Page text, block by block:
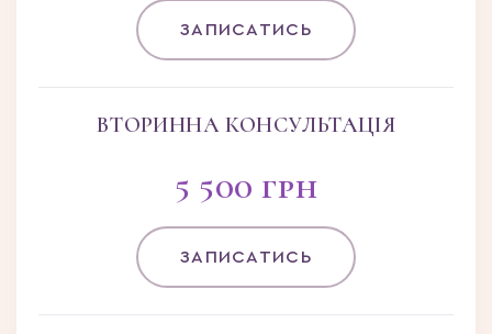
ЗАПИСАТИСЬ
ВТОРИННА КОНСУЛЬТАЦІЯ
5 500 грн
ЗАПИСАТИСЬ